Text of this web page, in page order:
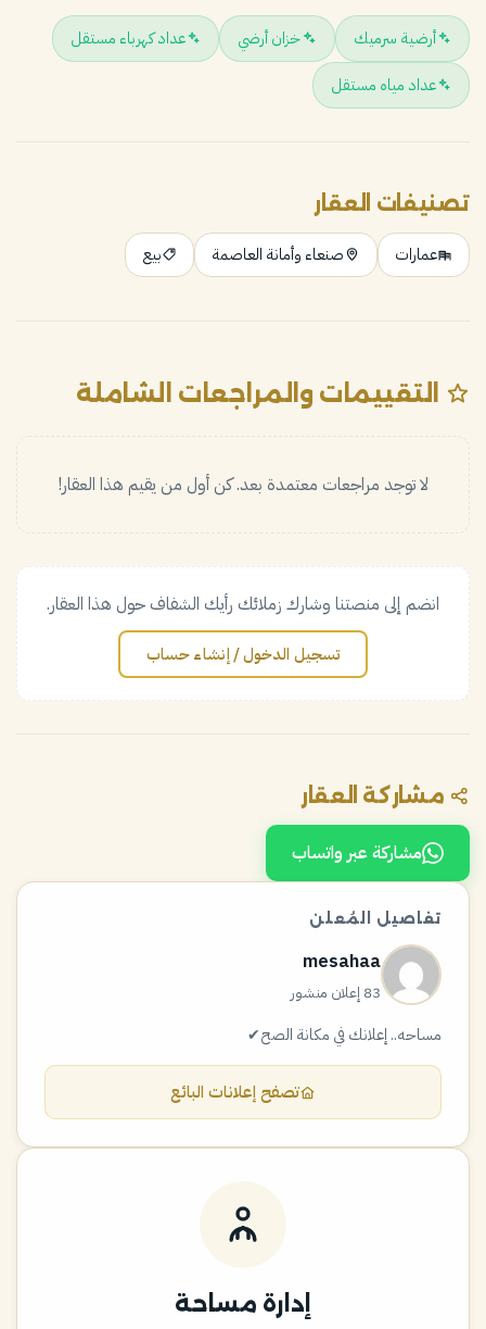
أرضية سرميك خزان أرضي
عداد كهرباء مستقل
عداد مياه مستقل
تصنيفات العقار
عمارات صنعاء وأمانة العاصمة بيع
التقييمات والمراجعات الشاملة
لا توجد مراجعات معتمدة بعد. كن أول من يقيم هذا العقار!
انضم إلى منصتنا وشارك زملائك رأيك الشفاف حول هذا العقار.
تسجيل الدخول / إنشاء حساب
مشاركة العقار
مشاركة عبر واتساب
تفاصيل المُعلن
mesahaa
83 إعلان منشور
مساحه.. إعلانك في مكانة الصح✔
تصفح إعلانات البائع
إدارة مساحة